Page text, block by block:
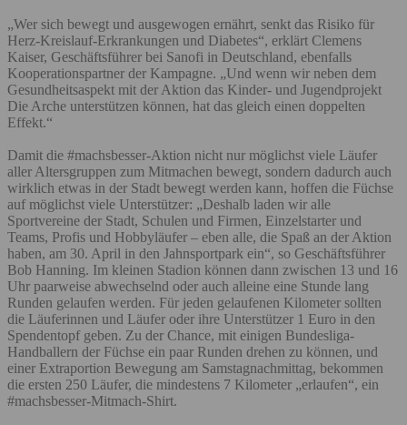
„Wer sich bewegt und ausgewogen ernährt, senkt das Risiko für
Herz-Kreislauf-Erkrankungen und Diabetes“, erklärt Clemens
Kaiser, Geschäftsführer bei Sanofi in Deutschland, ebenfalls
Kooperationspartner der Kampagne. „Und wenn wir neben dem
Gesundheitsaspekt mit der Aktion das Kinder- und Jugendprojekt
Die Arche unterstützen können, hat das gleich einen doppelten
Effekt.“
Damit die #machsbesser-Aktion nicht nur möglichst viele Läufer
aller Altersgruppen zum Mitmachen bewegt, sondern dadurch auch
wirklich etwas in der Stadt bewegt werden kann, hoffen die Füchse
auf möglichst viele Unterstützer: „Deshalb laden wir alle
Sportvereine der Stadt, Schulen und Firmen, Einzelstarter und
Teams, Profis und Hobbyläufer – eben alle, die Spaß an der Aktion
haben, am 30. April in den Jahnsportpark ein“, so Geschäftsführer
Bob Hanning. Im kleinen Stadion können dann zwischen 13 und 16
Uhr paarweise abwechselnd oder auch alleine eine Stunde lang
Runden gelaufen werden. Für jeden gelaufenen Kilometer sollten
die Läuferinnen und Läufer oder ihre Unterstützer 1 Euro in den
Spendentopf geben. Zu der Chance, mit einigen Bundesliga-
Handballern der Füchse ein paar Runden drehen zu können, und
einer Extraportion Bewegung am Samstagnachmittag, bekommen
die ersten 250 Läufer, die mindestens 7 Kilometer „erlaufen“, ein
#machsbesser-Mitmach-Shirt.